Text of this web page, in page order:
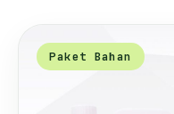
Paket Bahan